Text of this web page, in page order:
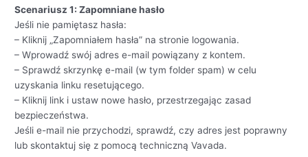
Scenariusz 1: Zapomniane hasło
Jeśli nie pamiętasz hasła:
– Kliknij „Zapomniałem hasła” na stronie logowania.
– Wprowadź swój adres e-mail powiązany z kontem.
– Sprawdź skrzynkę e-mail (w tym folder spam) w celu
uzyskania linku resetującego.
– Kliknij link i ustaw nowe hasło, przestrzegając zasad
bezpieczeństwa.
Jeśli e-mail nie przychodzi, sprawdź, czy adres jest poprawny
lub skontaktuj się z pomocą techniczną Vavada.